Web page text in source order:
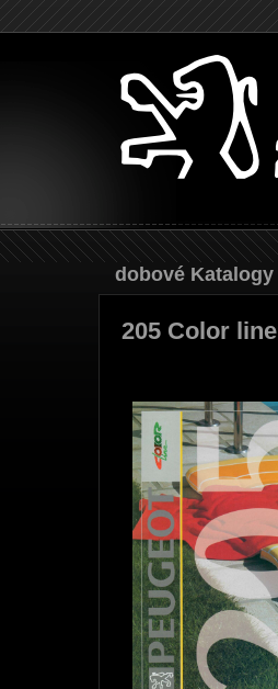
Dobové Katalogy
205 Color line